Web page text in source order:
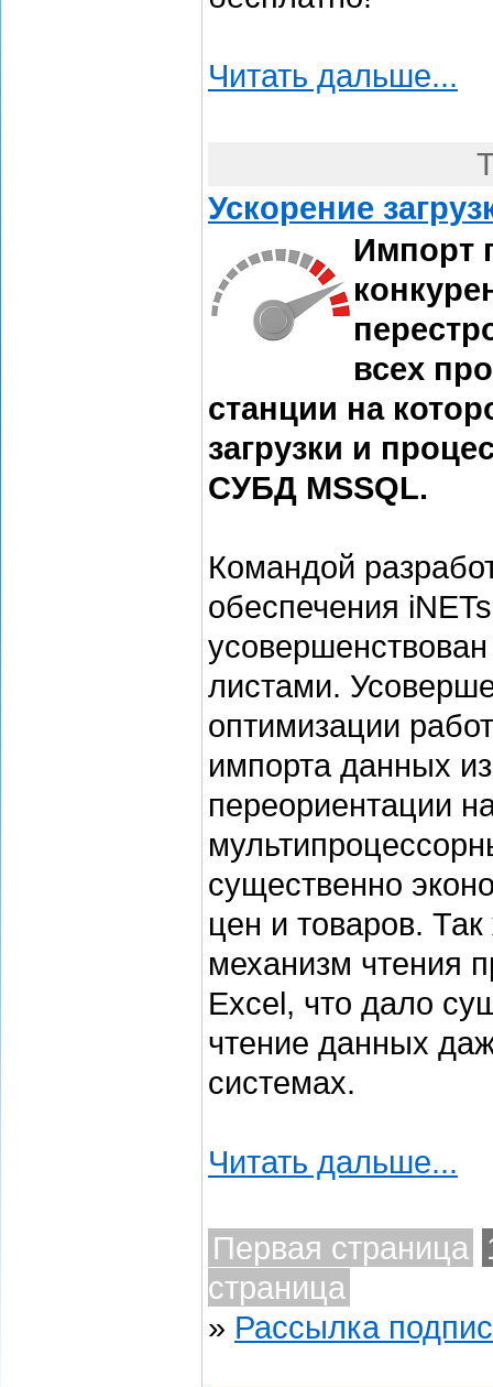
Читать дальше...
Ускорение
Импорт
всех
станции на
загрузки и
СУБД MSSQL.
Командой
обеспечения
листами.
оптимизации
импорта данных
переориентации
существенно
цен и товаров.
механизм чтения
Excel, что дало
чтение данных
системах.
Читать дальше...
Первая страница
страница
» Рассылка